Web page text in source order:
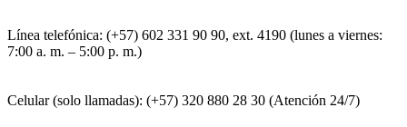
Línea telefónica: (+57) 602 331 90 90, ext. 4190 (lunes a viernes:
7:00 a. m. – 5:00 p. m.)
Celular (solo llamadas): (+57) 320 880 28 30 (Atención 24/7)